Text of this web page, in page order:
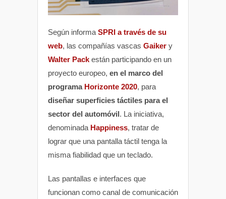
Según informa SPRI a través de su
web, las compañías vascas Gaiker y
Walter Pack están participando en un
proyecto europeo, en el marco del
programa Horizonte 2020, para
diseñar superficies táctiles para el
sector del automóvil. La iniciativa,
denominada Happiness, tratar de
lograr que una pantalla táctil tenga la
misma fiabilidad que un teclado.
Las pantallas e interfaces que
funcionan como canal de comunicación